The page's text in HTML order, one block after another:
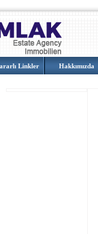
Linkler Hakkımızda